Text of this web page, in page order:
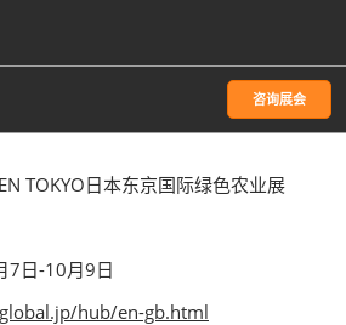
咨询展会
TOKYO日本东京国际绿色农业展
7日-10月9日
hub/en-gb.html